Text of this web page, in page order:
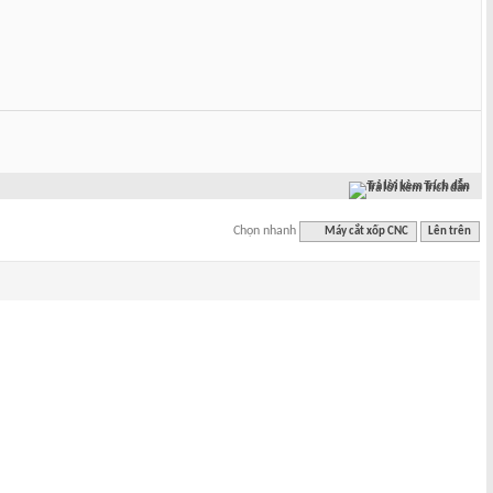
Trả lời kèm Trích dẫn
Chọn nhanh Máy cắt xốp CNC Lên trên